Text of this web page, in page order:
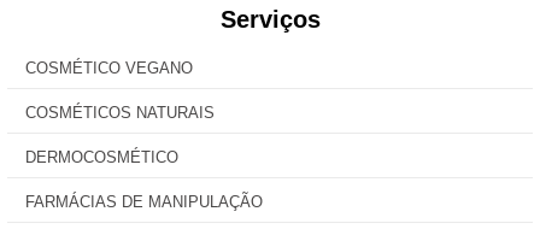
Serviços
COSMÉTICO VEGANO
COSMÉTICOS NATURAIS
DERMOCOSMÉTICO
FARMÁCIAS DE MANIPULAÇÃO